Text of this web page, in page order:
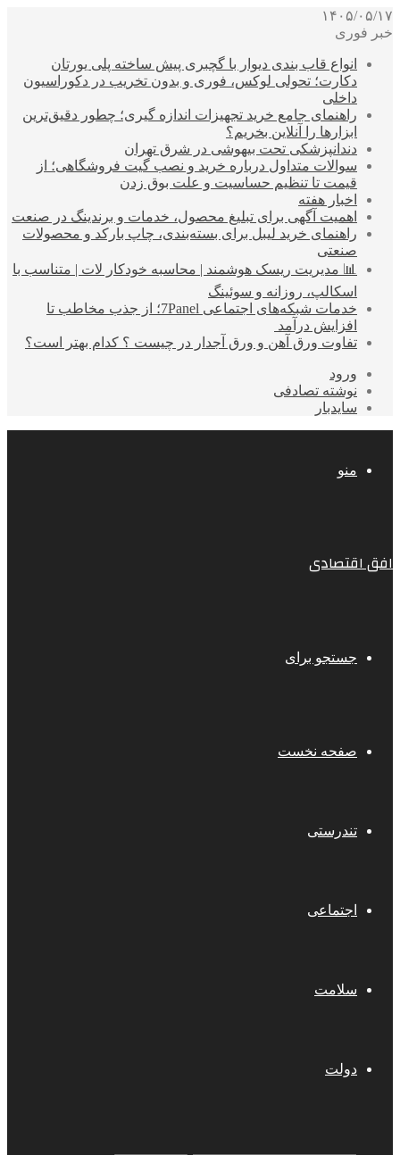
۱۴۰۵/۰۵/۱۷
خبر فوری
انواع قاب بندی دیوار با گچبری پیش ساخته پلی یورتان
دکارت؛ تحولی لوکس، فوری و بدون تخریب در دکوراسیون
داخلی
راهنمای جامع خرید تجهیزات اندازه گیری؛ چطور دقیق‌ترین
ابزارها را آنلاین بخریم؟
دندانپزشکی تحت بیهوشی در شرق تهران
سوالات متداول درباره خرید و نصب گیت فروشگاهی؛ از
قیمت تا تنظیم حساسیت و علت بوق زدن
اخبار هفته
اهمیت آگهی برای تبلیغ محصول، خدمات و برندینگ در صنعت
راهنمای خرید لیبل برای بسته‌بندی، چاپ بارکد و محصولات
صنعتی
📊 مدیریت ریسک هوشمند | محاسبه خودکار لات | متناسب با
اسکالپ، روزانه و سوئینگ
خدمات شبکه‌های اجتماعی 7Panel؛ از جذب مخاطب تا
افزایش درآمد
تفاوت ورق آهن و ورق آجدار در چیست ؟ کدام بهتر است؟
ورود
نوشته تصادفی
سایدبار
منو
افق اقتصادی
جستجو برای
صفحه نخست
تندرستی
اجتماعی
سلامت
دولت